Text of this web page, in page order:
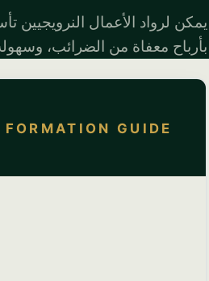
بأرباح معفاة من الضرائب،